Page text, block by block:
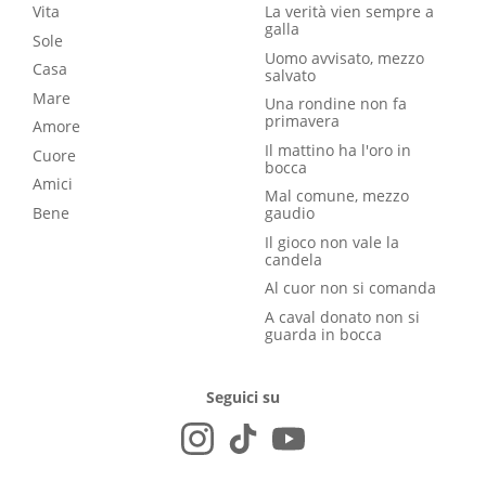
Vita
Sole
Casa
Mare
Amore
Cuore
Amici
Bene
La verità vien sempre a
galla
Uomo avvisato, mezzo
salvato
Una rondine non fa
primavera
Il mattino ha l'oro in
bocca
Mal comune, mezzo
gaudio
Il gioco non vale la
candela
Al cuor non si comanda
A caval donato non si
guarda in bocca
Seguici su